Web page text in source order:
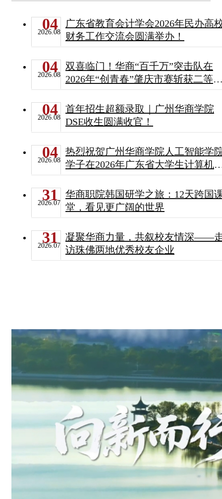
04
2026.08
广东省教育会计学会2026年民办高
财务工作交流会圆满举办！
04
2026.08
双喜临门！华商“百千万”突击队在
2026年“创青春”肇庆市赛斩获二等
三等奖！
04
2026.08
首年招生超额录取｜广州华商学院
DSE收生圆满收官！
04
2026.08
热烈祝贺广州华商学院人工智能学
学子在2026年广东省大学生计算机
计大赛中斩获一等奖
31
2026.07
华商职院韩国研学之旅：12天跨国
堂，看见更广阔的世界
31
2026.07
凝聚华商力量，共叙校友情深——
访珠佛两地优秀校友企业